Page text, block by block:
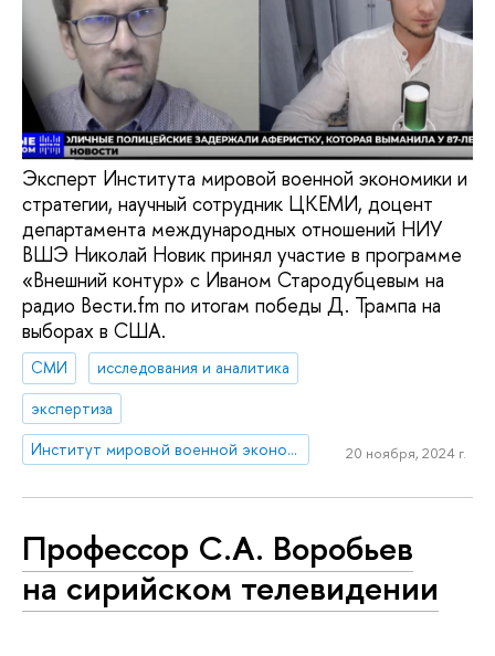
Эксперт Института мировой военной экономики и
стратегии, научный сотрудник ЦКЕМИ, доцент
департамента международных отношений НИУ
ВШЭ Николай Новик принял участие в программе
«Внешний контур» с Иваном Стародубцевым на
радио Вести.fm по итогам победы Д. Трампа на
выборах в США.
СМИ
исследования и аналитика
экспертиза
Институт мировой военной экономики и стратегии
20 ноября, 2024 г.
Профессор С.А. Воробьев
на сирийском телевидении